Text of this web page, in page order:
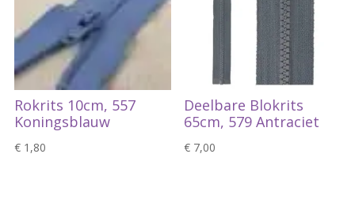
Rokrits 10cm, 557
Koningsblauw
€1,80
Deelbare Blokrits
65cm, 579 Antraciet
€ 7,00